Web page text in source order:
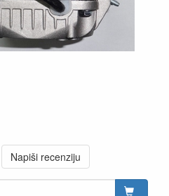
Napiši recenziju